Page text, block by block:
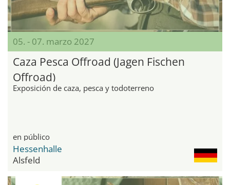
05. - 07. marzo 2027
Caza Pesca Offroad (Jagen Fischen
Offroad)
Exposición de caza, pesca y todoterreno
en público
Hessenhalle
Alsfeld